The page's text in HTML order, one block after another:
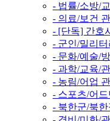
- 법률/소방/
- 의료/보건
- [단독] 간호
- 군인/밀리터
- 문화/예술/
- 과학/교육/
- 농림/어업
- 스포츠/어드
- 북한군/북한